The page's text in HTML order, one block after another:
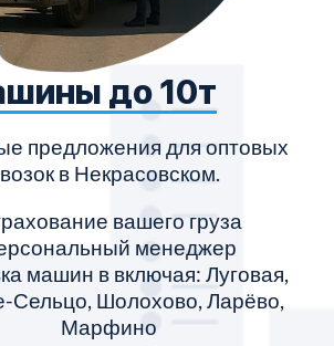
до 10т
предложения для оптовых
в Некрасовском.
вашего груза
менеджер
машин в включая: Луговая,
Сельцо, Шолохово, Ларёво,
Марфино